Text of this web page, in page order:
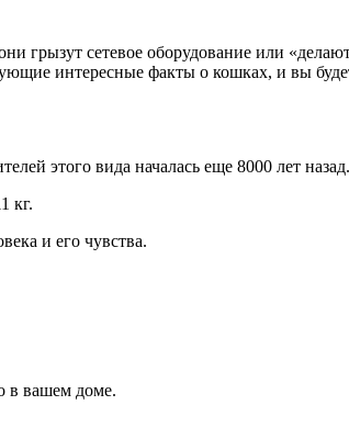
сетевое оборудование или
интересные факты о кошках, и вы
этого вида началась еще 8000 лет назад.
кг.
и его чувства.
в вашем доме.